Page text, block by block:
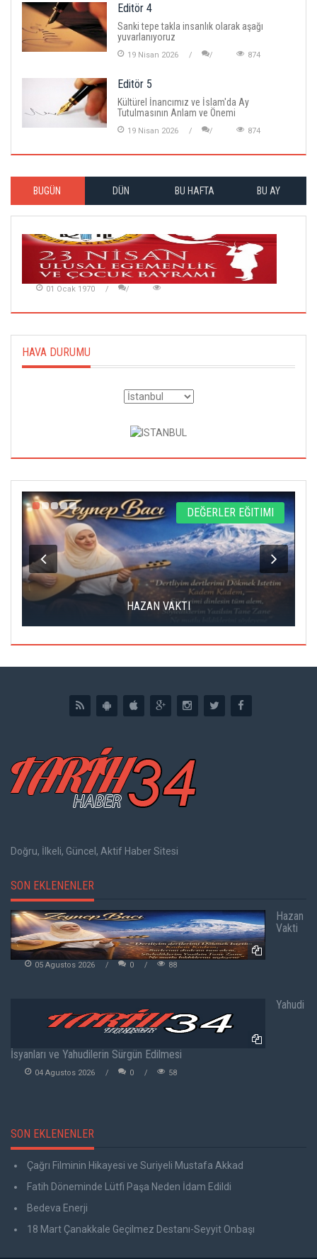
Editör 4
Sanki tepe takla insanlık olarak aşağı
yuvarlanıyoruz
19 Nisan 2026 874
Editör 5
Kültürel İnancımız ve İslam'da Ay
Tutulmasının Anlam ve Önemi
19 Nisan 2026 874
BUGÜN DÜN BU HAFTA BU AY
01 Ocak 1970
HAVA DURUMU
DEĞERLER EĞITIMI
HAZAN VAKTI
Doğru, İlkeli, Güncel, Aktif Haber Sitesi
SON EKLENENLER
Hazan
Vakti
05 Agustos 2026 0 88
Yahudi
İsyanları ve Yahudilerin Sürgün Edilmesi
04 Agustos 2026 0 58
SON EKLENENLER
Çağrı Filminin Hikayesi ve Suriyeli Mustafa Akkad
Fatih Döneminde Lütfi Paşa Neden İdam Edildi
Bedeva Enerji
18 Mart Çanakkale Geçilmez Destanı-Seyyit Onbaşı